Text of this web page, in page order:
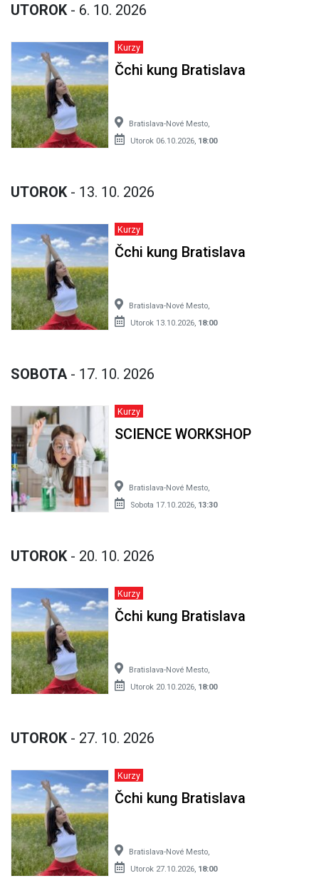
UTOROK - 6. 10. 2026
Kurzy
Čchi kung Bratislava
Bratislava-Nové Mesto,
Utorok 06.10.2026, 18:00
UTOROK - 13. 10. 2026
Kurzy
Čchi kung Bratislava
Bratislava-Nové Mesto,
Utorok 13.10.2026, 18:00
SOBOTA - 17. 10. 2026
Kurzy
SCIENCE WORKSHOP
Bratislava-Nové Mesto,
Sobota 17.10.2026, 13:30
UTOROK - 20. 10. 2026
Kurzy
Čchi kung Bratislava
Bratislava-Nové Mesto,
Utorok 20.10.2026, 18:00
UTOROK - 27. 10. 2026
Kurzy
Čchi kung Bratislava
Bratislava-Nové Mesto,
Utorok 27.10.2026, 18:00